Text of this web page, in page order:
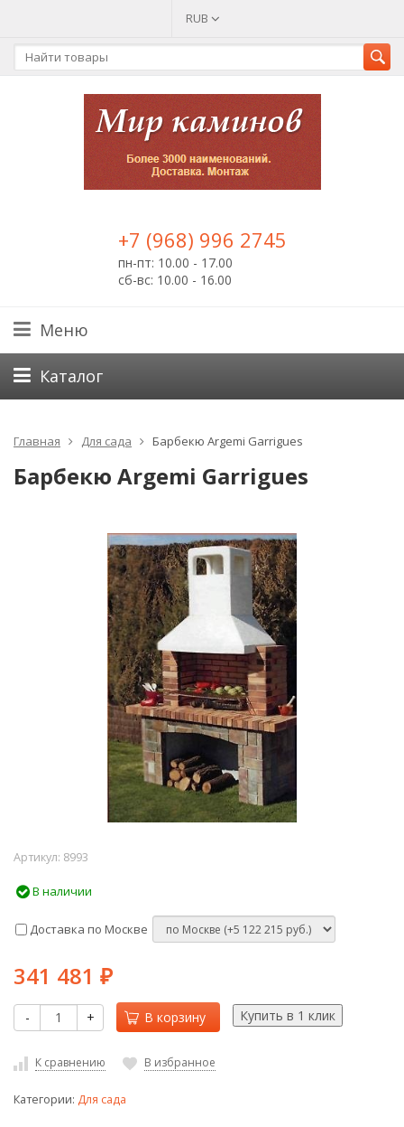
RUB
+7 (968) 996 2745
пн-пт: 10.00 - 17.00
сб-вс: 10.00 - 16.00
Меню
Каталог
Главная Для сада Барбекю Argemi Garrigues
Барбекю Argemi Garrigues
Артикул: 8993
В наличии
Доставка по Москве
341 481 ₽
- + В корзину
К сравнению В избранное
Категории: Для сада